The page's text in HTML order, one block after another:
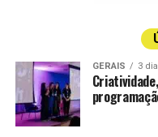
Foto: Fernando Lara
GERAIS 3